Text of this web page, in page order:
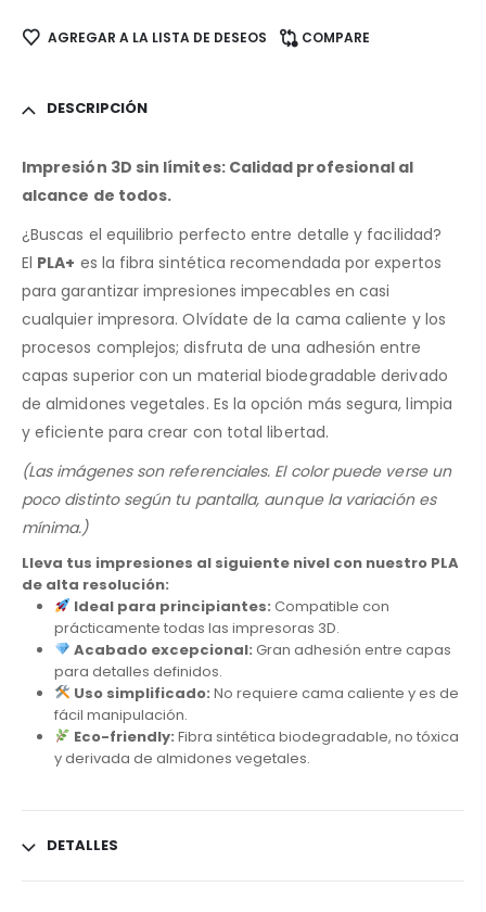
AGREGAR A LA LISTA DE DESEOS COMPARE
DESCRIPCIÓN
Impresión 3D sin límites: Calidad profesional al
alcance de todos.
¿Buscas el equilibrio perfecto entre detalle y facilidad?
El PLA+ es la fibra sintética recomendada por expertos
para garantizar impresiones impecables en casi
cualquier impresora. Olvídate de la cama caliente y los
procesos complejos; disfruta de una adhesión entre
capas superior con un material biodegradable derivado
de almidones vegetales. Es la opción más segura, limpia
y eficiente para crear con total libertad.
(Las imágenes son referenciales. El color puede verse un
poco distinto según tu pantalla, aunque la variación es
mínima.)
Lleva tus impresiones al siguiente nivel con nuestro PLA
de alta resolución:
Ideal para principiantes: Compatible con
prácticamente todas las impresoras 3D.
Acabado excepcional: Gran adhesión entre capas
para detalles definidos.
Uso simplificado: No requiere cama caliente y es de
fácil manipulación.
Eco-friendly: Fibra sintética biodegradable, no tóxica
y derivada de almidones vegetales.
DETALLES